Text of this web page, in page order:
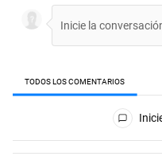
TODOS LOS COMENTARIOS
Todos los